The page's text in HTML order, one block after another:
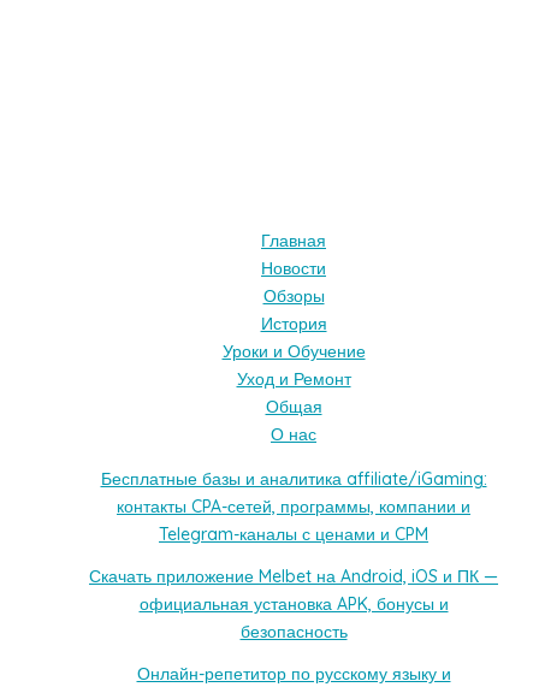
Главная
Новости
Обзоры
История
Уроки и Обучение
Уход и Ремонт
Общая
О нас
Бесплатные базы и аналитика affiliate/iGaming:
контакты CPA-сетей, программы, компании и
Telegram-каналы с ценами и CPM
Скачать приложение Melbet на Android, iOS и ПК —
официальная установка APK, бонусы и
безопасность
Онлайн-репетитор по русскому языку и